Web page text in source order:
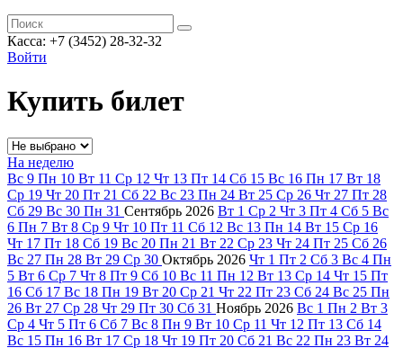
Касса: +7 (3452) 28-32-32
Войти
Купить билет
На неделю
Вс 9 Пн 10 Вт 11 Ср 12 Чт 13 Пт 14 Сб 15 Вс 16 Пн 17 Вт 18
Ср 19 Чт 20 Пт 21 Сб 22 Вс 23 Пн 24 Вт 25 Ср 26 Чт 27 Пт 28
Сб 29 Вс 30 Пн 31 Сентябрь 2026 Вт 1 Ср 2 Чт 3 Пт 4 Сб 5 Вс
6 Пн 7 Вт 8 Ср 9 Чт 10 Пт 11 Сб 12 Вс 13 Пн 14 Вт 15 Ср 16
Чт 17 Пт 18 Сб 19 Вс 20 Пн 21 Вт 22 Ср 23 Чт 24 Пт 25 Сб 26
Вс 27 Пн 28 Вт 29 Ср 30 Октябрь 2026 Чт 1 Пт 2 Сб 3 Вс 4 Пн
5 Вт 6 Ср 7 Чт 8 Пт 9 Сб 10 Вс 11 Пн 12 Вт 13 Ср 14 Чт 15 Пт
16 Сб 17 Вс 18 Пн 19 Вт 20 Ср 21 Чт 22 Пт 23 Сб 24 Вс 25 Пн
26 Вт 27 Ср 28 Чт 29 Пт 30 Сб 31 Ноябрь 2026 Вс 1 Пн 2 Вт 3
Ср 4 Чт 5 Пт 6 Сб 7 Вс 8 Пн 9 Вт 10 Ср 11 Чт 12 Пт 13 Сб 14
Вс 15 Пн 16 Вт 17 Ср 18 Чт 19 Пт 20 Сб 21 Вс 22 Пн 23 Вт 24